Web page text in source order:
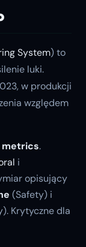
System) to
luki.
w produkcji
względem
metrics.
i
opisujący
(Safety) i
Krytyczne dla